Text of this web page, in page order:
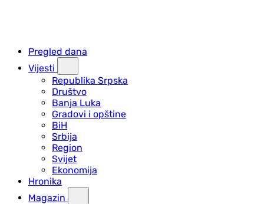
Pregled dana
Vijesti
Republika Srpska
Društvo
Banja Luka
Gradovi i opštine
BiH
Srbija
Region
Svijet
Ekonomija
Hronika
Magazin